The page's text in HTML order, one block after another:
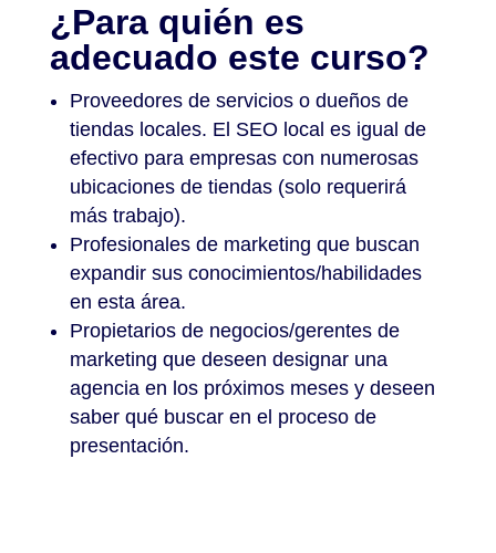
¿Para quién es
adecuado este curso?
Proveedores de servicios o dueños de
tiendas locales. El SEO local es igual de
efectivo para empresas con numerosas
ubicaciones de tiendas (solo requerirá
más trabajo).
Profesionales de marketing que buscan
expandir sus conocimientos/habilidades
en esta área.
Propietarios de negocios/gerentes de
marketing que deseen designar una
agencia en los próximos meses y deseen
saber qué buscar en el proceso de
presentación.